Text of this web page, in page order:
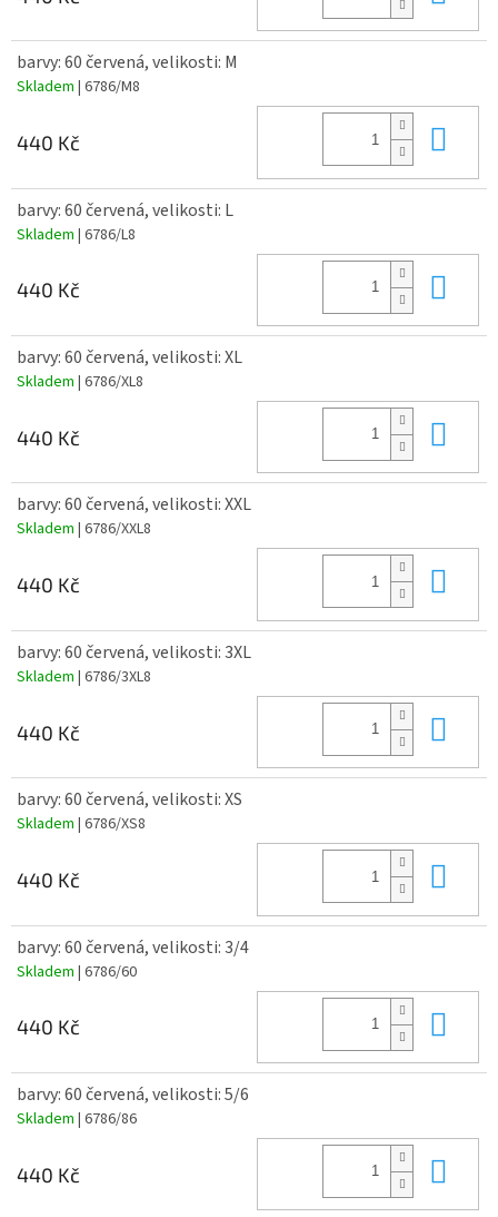
barvy: 60 červená, velikosti: M
Skladem | 6786/M8
440 Kč
barvy: 60 červená, velikosti: L
Skladem | 6786/L8
440 Kč
barvy: 60 červená, velikosti: XL
Skladem | 6786/XL8
440 Kč
barvy: 60 červená, velikosti: XXL
Skladem | 6786/XXL8
440 Kč
barvy: 60 červená, velikosti: 3XL
Skladem | 6786/3XL8
440 Kč
barvy: 60 červená, velikosti: XS
Skladem | 6786/XS8
440 Kč
barvy: 60 červená, velikosti: 3/4
Skladem | 6786/60
440 Kč
barvy: 60 červená, velikosti: 5/6
Skladem | 6786/86
440 Kč